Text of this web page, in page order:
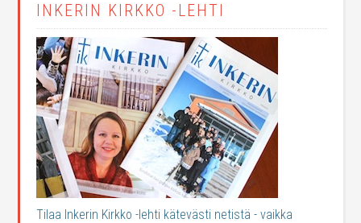
INKERIN KIRKKO -LEHTI
Tilaa Inkerin Kirkko -lehti kätevästi netistä - vaikka